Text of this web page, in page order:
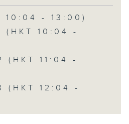
10:04 - 13:00)
(HKT 10:04 -
(HKT 11:04 -
(HKT 12:04 -